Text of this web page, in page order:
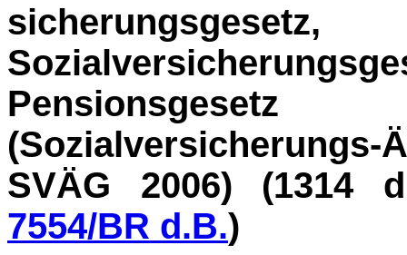
SVÄG 2006) (1314
7554/BR d.B.)